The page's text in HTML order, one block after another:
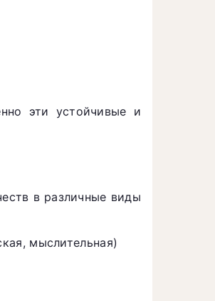
эти устойчивые и
в различные виды
мыслительная)